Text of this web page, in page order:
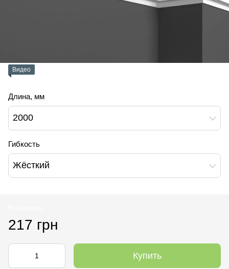
Видео
Длина, мм
2000
Гибкость
Жёсткий
217 грн
Купить